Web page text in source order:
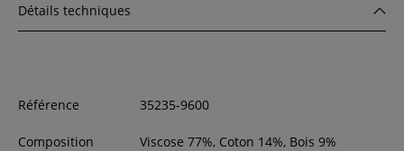
Détails techniques
Référence 35235-9600
Composition Viscose 77%, Coton 14%, Bois 9%